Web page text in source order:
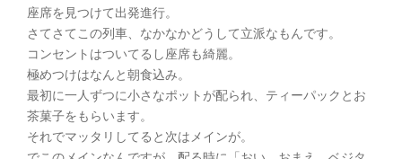
座席を見つけて出発進行。
さてさてこの列車、なかなかどうして立派なもんです。
コンセントはついてるし座席も綺麗。
極めつけはなんと朝食込み。
最初に一人ずつに小さなポットが配られ、ティーパックとお
茶菓子をもらいます。
それでマッタリしてると次はメインが。